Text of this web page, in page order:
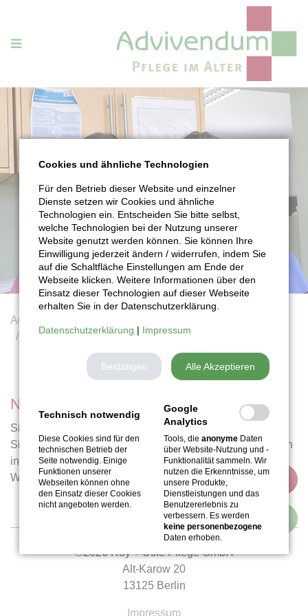
Advivendum
Stellenangebot: Initiativbewerbung
Nichts gefunden?
Sie haben nicht die richtige Stelle gefunden? Bewerben
Sie sich gerne Initiativ bei uns und wir überprüfen unseren
internen Bedarf. Vielleicht heißt es dann schon bald:
Willkommen im Team. Wir freuen uns auf Sie.
©2026 Roy + Utke Pflege GmbH
Alt-Karow 20
13125 Berlin
Impressum
Cookies und ähnliche Technologien
Für den Betrieb dieser Website und einzelner
Dienste setzen wir Cookies und ähnliche
Technologien ein. Entscheiden Sie bitte selbst,
welche Technologien bei der Nutzung unserer
Website genutzt werden können. Sie können Ihre
Einwilligung jederzeit ändern / widerrufen, indem Sie
auf die Schaltfläche Einstellungen am Ende der
Webseite klicken. Weitere Informationen über den
Einsatz dieser Technologien auf dieser Webseite
erhalten Sie in der Datenschutzerklärung.
Datenschutzerklärung | Impressum
Bestätigen Alle Akzeptieren
Technisch notwendig
Diese Cookies sind für den
technischen Betrieb der
Seite notwendig. Einige
Funktionen unserer
Webseiten können ohne
den Einsatz dieser Cookies
nicht angeboten werden.
Google
Analytics
Tools, die anonyme Daten
über Website-Nutzung und -
Funktionalität sammeln. Wir
nutzen die Erkenntnisse, um
unsere Produkte,
Dienstleistungen und das
Benutzererlebnis zu
verbessern. Es werden
keine personenbezogene
Daten erhoben.
Auf dieser Webseite nutzen wir das Angebot von Youtube.